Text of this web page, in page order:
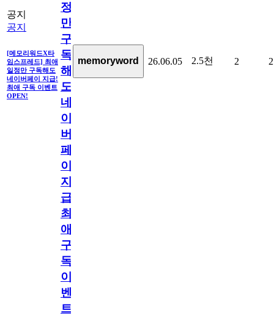
공지
공지
[메모리워드X타
임스프레드] 최애
일정만 구독해도
네이버페이 지급!
최애 구독 이벤트
OPEN!
정
만
구
독
해
도
네
이
버
페
이
지
급!
최
애
구
독
이
벤
트
memoryword 26.06.05 2.5천 2 2